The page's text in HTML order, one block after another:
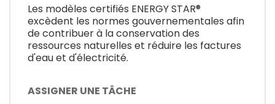
Les modèles certifiés ENERGY STAR®
excèdent les normes gouvernementales afin
de contribuer à la conservation des
ressources naturelles et réduire les factures
d'eau et d'électricité.
ASSIGNER UNE TÂCHE